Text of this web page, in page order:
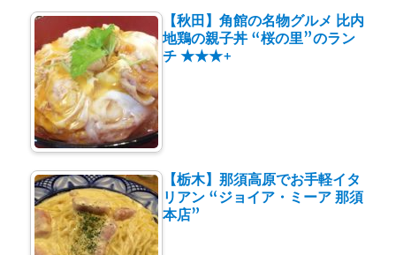
【秋田】角館の名物グルメ 比内
地鶏の親子丼 “桜の里”のラン
チ ★★★+
【栃木】那須高原でお手軽イタ
リアン “ジョイア・ミーア 那須
本店”